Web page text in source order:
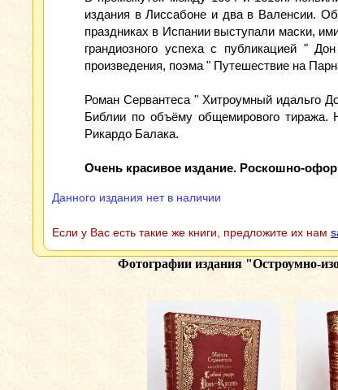
издания в Лиссабоне и два в Валенсии.
праздниках в Испании выступали маски,
грандиозного успеха с публикацией "
произведения, поэма " Путешествие на
Роман Сервантеса " Хитроумный идальго
Библии по объёму общемирового тиража.
Рикардо Балака.
Очень красивое издание. Роскошно-
Данного издания нет в наличии
Если у Вас есть такие же книги, предложите их нам
Фотографии издания "Остроумно-